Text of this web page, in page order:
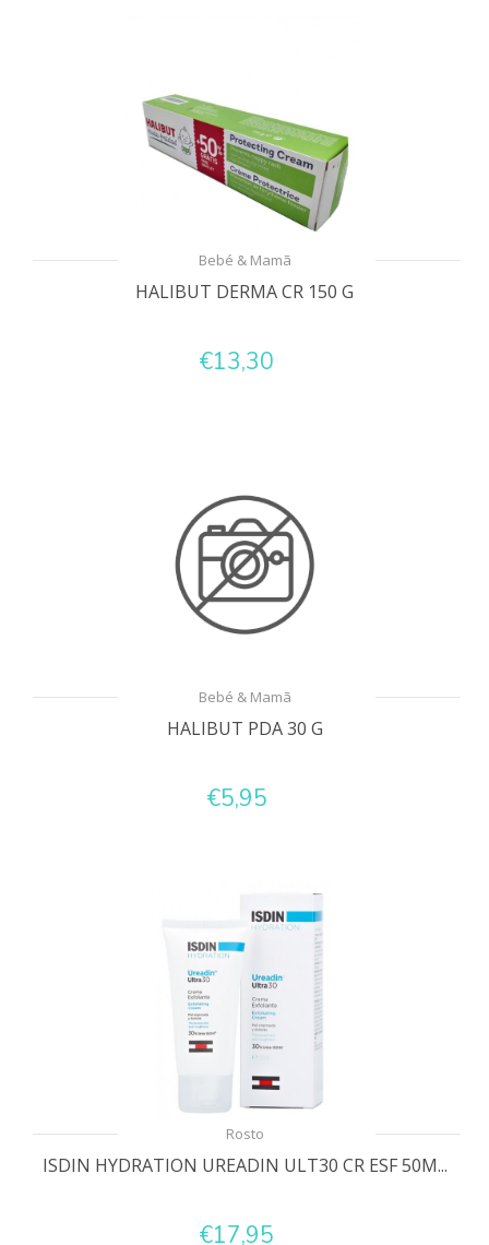
Bebé & Mamã
HALIBUT DERMA CR 150 G
€13,30
Bebé & Mamã
HALIBUT PDA 30 G
€5,95
Rosto
ISDIN HYDRATION UREADIN ULT30 CR ESF 50M...
€17,95